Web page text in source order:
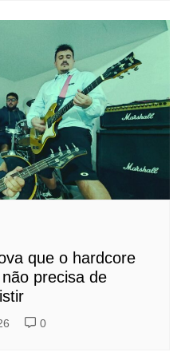
que o hardcore
precisa de
0